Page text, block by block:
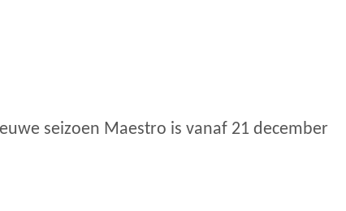
seizoen Maestro is vanaf 21 december